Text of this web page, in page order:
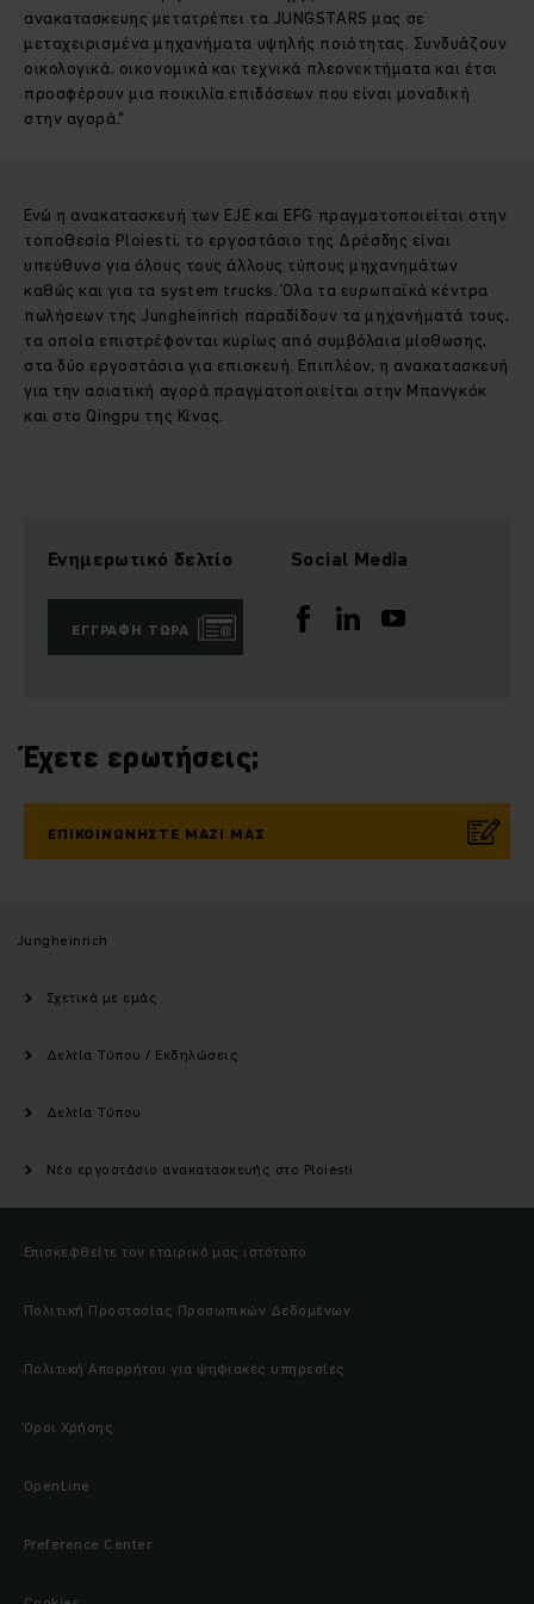
ανακατασκευης μετατρέπει τα JUNGSTARS μας σε
μεταχειρισμένα μηχανήματα υψηλής ποιότητας. Συνδυάζουν
οικολογικά, οικονομικά και τεχνικά πλεονεκτήματα και έτσι
προσφέρουν μια ποικιλία επιδόσεων που είναι μοναδική
στην αγορά."
Ενώ η ανακατασκευή των EJE και EFG πραγματοποιείται στην
τοποθεσία Ploiesti, το εργοστάσιο της Δρέσδης είναι
υπεύθυνο για όλους τους άλλους τύπους μηχανημάτων
καθώς και για τα system trucks. Όλα τα ευρωπαϊκά κέντρα
πωλήσεων της Jungheinrich παραδίδουν τα μηχανήματά τους,
τα οποία επιστρέφονται κυρίως από συμβόλαια μίσθωσης,
στα δύο εργοστάσια για επισκευή. Επιπλέον, η ανακατασκευή
για την ασιατική αγορά πραγματοποιείται στην Μπανγκόκ
και στο Qingpu της Κίνας.
Ενημερωτικό δελτίο
ΕΓΓΡΑΦΉ ΤΏΡΑ
Social Media
Έχετε ερωτήσεις;
ΕΠΙΚΟΙΝΩΝΉΣΤΕ ΜΑΖΊ ΜΑΣ
Jungheinrich
Σχετικά με εμάς
Δελτία Τύπου / Εκδηλώσεις
Δελτία Τύπου
Nέο εργοστάσιο ανακατασκευής στο Ploiesti
Επισκεφθείτε τον εταιρικό μας ιστότοπο
Πολιτική Προστασίας Προσωπικών Δεδομένων
Πολιτική Απορρήτου για ψηφιακές υπηρεσίες
Όροι Χρήσης
OpenLine
Preference Center